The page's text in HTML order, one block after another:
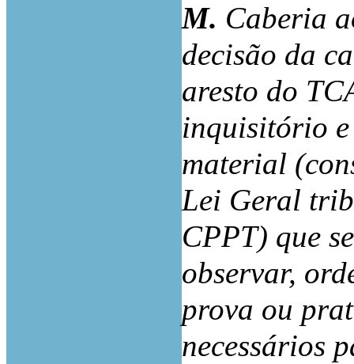
M. Caberia
decisão da
aresto do
inquisitório e
material
Lei Geral
CPPT) que
observar,
prova ou
necessários